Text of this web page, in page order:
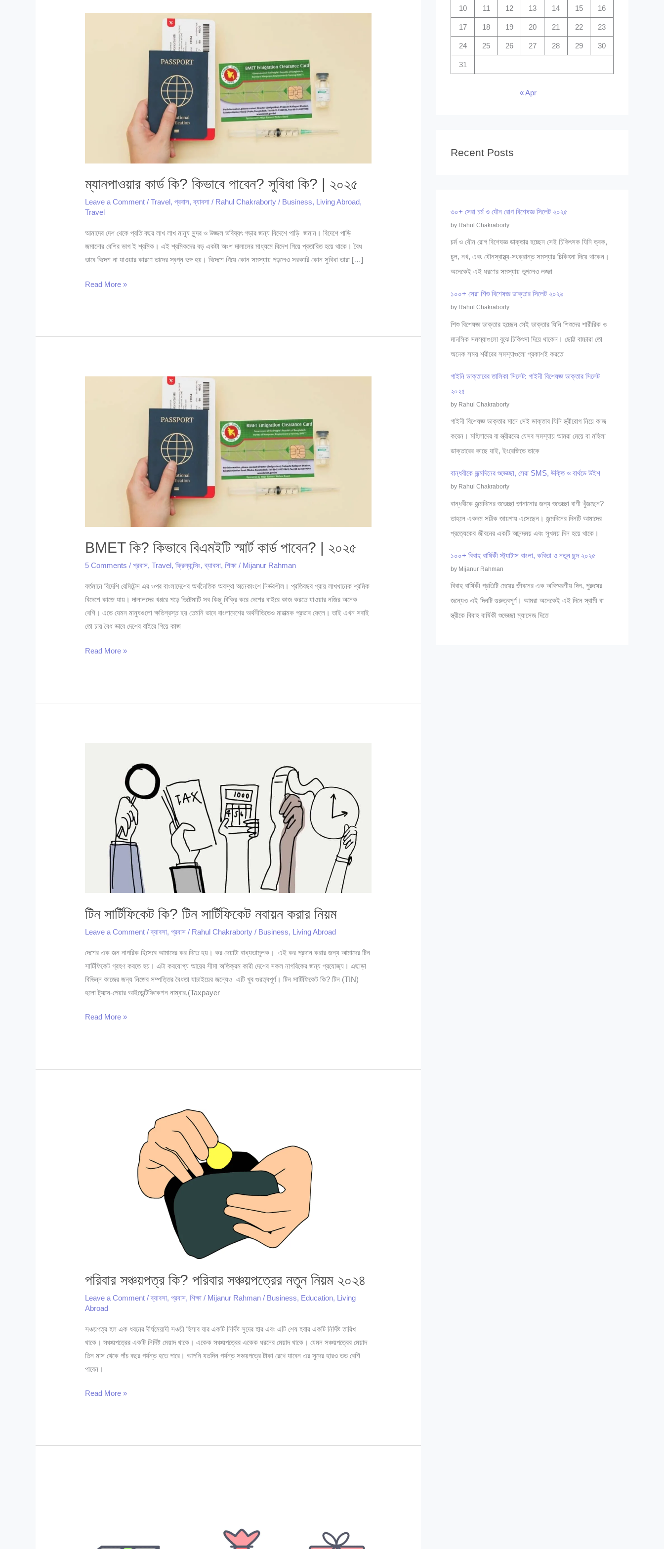
ম্যানপাওয়ার কার্ড কি? কিভাবে পাবেন? সুবিধা কি? | ২০২৫
Leave a Comment /Travel,প্রবাস,ব্যাবসা / Rahul Chakraborty/ Business, Living Abroad,
Travel
আমাদের দেশ থেকে প্রতি বছর লাখ লাখ মানুষ সুন্দর ও উজ্জল ভবিষ্যৎ গড়ার জন্য বিদেশে পাড়ি জমান। বিদেশে পাড়ি
জমানোর বেশির ভাগ ই শ্রমিক। এই শ্রমিকদের বড় একটা অংশ দালালের মাধ্যমে বিদেশ গিয়ে প্রতারিত হয়ে থাকে। বৈধ
ভাবে বিদেশ না যাওয়ার কারণে তাদের স্বপ্ন ভঙ্গ হয়। বিদেশে গিয়ে কোন সমস্যায় পড়লেও সরকারি কোন সুবিধা তারা […]
ম্যানপাওয়ার
পাবেন?
|
Read More »
BMET কি? কিভাবে বিএমইটি স্মার্ট কার্ড পাবেন? | ২০২৫
5 Comments /প্রবাস,Travel,ফ্রিল্যান্সিং,ব্যাবসা,শিক্ষা / Mijanur Rahman
বর্তমানে বিদেশি রেমিটেন্স এর ওপর বাংলাদেশের অর্থনৈতিক অবস্থা অনেকাংশে নির্ভরশীল। প্রতিবছর প্রায় লাখখানেক শ্রমিক
বিদেশে কাজে যায়। দালালদের খপ্পরে পড়ে ভিটেমাটি সব কিছু বিক্রি করে দেশের বাইরে কাজ করতে যাওয়ার নজির অনেক
বেশি। এতে যেমন মানুষগুলো ক্ষতিগ্রস্ত হয় তেমনি ভাবে বাংলাদেশের অর্থনীতিতেও মারাত্মক প্রভাব ফেলে। তাই এখন সবাই
তো চায় বৈধ ভাবে দেশের বাইরে গিয়ে কাজ
BMET
স্মার্ট
Read More »
টিন সার্টিফিকেট কি? টিন সার্টিফিকেট নবায়ন করার নিয়ম
Leave a Comment /ব্যাবসা,প্রবাস / Rahul Chakraborty/ Business, Living Abroad
দেশের এক জন নাগরিক হিসেবে আমাদের কর দিতে হয়। কর দেয়াটা বাধ্যতামূলক। এই কর প্রদান করার জন্য আমাদের টিন
সার্টিফিকেট গ্রহণ করতে হয়। এটা করযোগ্য আয়ের সীমা অতিক্রম কারী দেশের সকল নাগরিকের জন্য প্রযোজ্য। এছাড়া
বিভিন্ন কাজের জন্য নিজের সম্পত্তির বৈধতা যাচাইয়ের জন্যেও এটি খুব গুরত্বপূর্ণ। টিন সার্টিফিকেট কি? টিন (TIN)
হলো ট্যাক্স-পেয়ার আইডেন্টিফিকেশন নাম্বার,(Taxpayer
টিন
সার্টিফিকেট
Read More »
পরিবার সঞ্চয়পত্র কি? পরিবার সঞ্চয়পত্রের নতুন নিয়ম ২০২৪
Leave a Comment /ব্যাবসা,প্রবাস,শিক্ষা / Mijanur Rahman/ Business, Education, Living
Abroad
সঞ্চয়পত্র হল এক ধরনের দীর্ঘমেয়াদী সঞ্চয়ী হিসাব যার একটি নির্দিষ্ট সুদের হার এবং এটি শেষ হবার একটি নির্দিষ্ট তারিখ
থাকে। সঞ্চয়পত্রের একটি নির্দিষ্ট মেয়াদ থাকে। একেক সঞ্চয়পত্রের একেক ধরনের মেয়াদ থাকে। যেমন সঞ্চয়পত্রের মেয়াদ
তিন মাস থেকে পাঁচ বছর পর্যন্ত হতে পারে। আপনি যতদিন পর্যন্ত সঞ্চয়পত্রে টাকা রেখে যাবেন এর সুদের হারও তত বেশি
পাবেন।
পরিবার
সঞ্চয়পত্রের
Read More »
10 11 12 13 14 15 16
17 18 19 20 21 22 23
24 25 26 27 28 29 30
31
« Apr
Recent Posts
৩০+ সেরা চর্ম ও যৌন রোগ বিশেষজ্ঞ সিলেট ২০২৫
by Rahul Chakraborty
চর্ম ও যৌন রোগ বিশেষজ্ঞ ডাক্তার হচ্ছেন সেই চিকিৎসক যিনি ত্বক,
চুল, নখ, এবং যৌনস্বাস্থ্য-সংক্রান্ত সমস্যার চিকিৎসা দিয়ে থাকেন।
অনেকেই এই ধরণের সমস্যায় ভুগলেও লজ্জা
১০০+ সেরা শিশু বিশেষজ্ঞ ডাক্তার সিলেট ২০২৬
by Rahul Chakraborty
শিশু বিশেষজ্ঞ ডাক্তার হচ্ছেন সেই ডাক্তার যিনি শিশুদের শারীরিক ও
মানসিক সমস্যাগুলো বুঝে চিকিৎসা দিয়ে থাকেন। ছোট্ট বাচ্চারা তো
অনেক সময় শরীরের সমস্যাগুলো প্রকাশই করতে
গাইনি ডাক্তারের তালিকা সিলেট: গাইনী বিশেষজ্ঞ ডাক্তার সিলেট
২০২৫
by Rahul Chakraborty
গাইনী বিশেষজ্ঞ ডাক্তার মানে সেই ডাক্তার যিনি স্ত্রীরোগ নিয়ে কাজ
করেন। মহিলাদের বা স্ত্রীরদের যেসব সমস্যায় আমরা মেয়ে বা মহিলা
ডাক্তারের কাছে যাই, ইংরেজিতে তাকে
বান্ধবীকে জন্মদিনের শুভেচ্ছা, সেরা SMS, উক্তি ও বার্থডে উইশ
by Rahul Chakraborty
বান্ধবীকে জন্মদিনের শুভেচ্ছা জানানোর জন্য শুভেচ্ছা বাণী খুঁজছেন?
তাহলে একদম সঠিক জায়গায় এসেছেন। জন্মদিনের দিনটি আমাদের
প্রত্যেকের জীবনের একটি আনন্দময় এবং সুখময় দিন হয়ে থাকে।
১০০+ বিবাহ বার্ষিকী স্ট্যাটাস বাংলা, কবিতা ও নতুন ছন্দ ২০২৫
by Mijanur Rahman
বিবাহ বার্ষিকী প্রতিটি মেয়ের জীবনের এক অবিস্মরণীয় দিন, পুরুষের
জন্যেও এই দিনটি গুরুত্বপূর্ণ। আমরা অনেকেই এই দিনে স্বামী বা
স্ত্রীকে বিবাহ বার্ষিকী শুভেচ্ছা ম্যাসেজ দিতে